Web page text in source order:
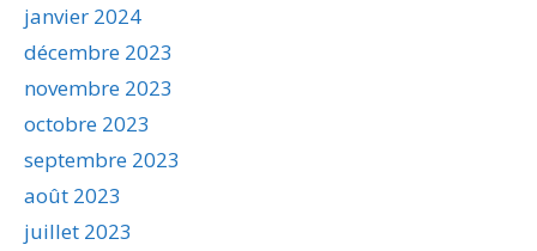
janvier 2024
décembre 2023
novembre 2023
octobre 2023
septembre 2023
août 2023
juillet 2023